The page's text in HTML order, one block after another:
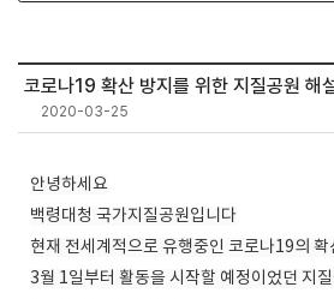
코로나19 확산 방지를 위한 지질공원 해
2020-03-25
안녕하세요
백령대청 국가지질공원입니다
현재 전세계적으로 유행중인 코로나19의 확
3월 1일부터 활동을 시작할 예정이었던 지